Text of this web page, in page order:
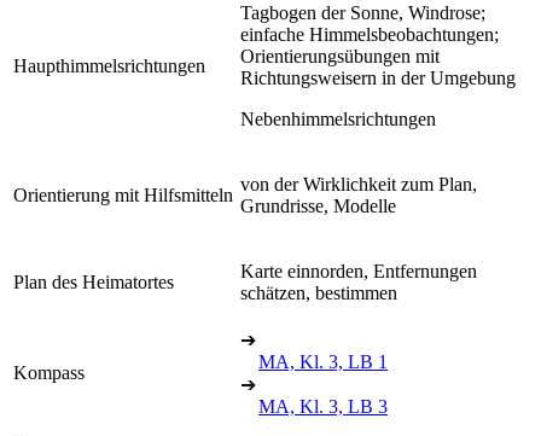
Haupthimmelsrichtungen
Tagbogen der Sonne, Windrose;
einfache Himmelsbeobachtungen;
Orientierungsübungen mit
Richtungsweisern in der Umgebung
Nebenhimmelsrichtungen
Orientierung mit Hilfsmitteln
von der Wirklichkeit zum Plan,
Grundrisse, Modelle
Plan des Heimatortes
Karte einnorden, Entfernungen
schätzen, bestimmen
Kompass
➔
MA, Kl. 3, LB 1
➔
MA, Kl. 3, LB 3